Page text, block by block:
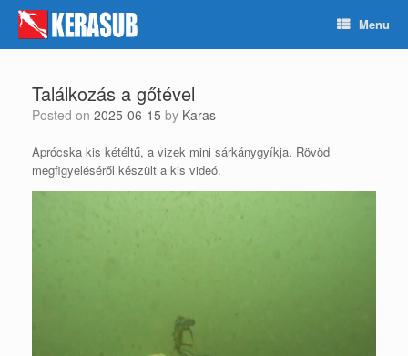
Skip
content
Menu
Találkozás a gőtével
Posted on 2025-06-15 by Karas
Aprócska kis kétéltű, a vizek mini sárkánygyíkja. Rövöd
megfigyeléséről készült a kis videó.